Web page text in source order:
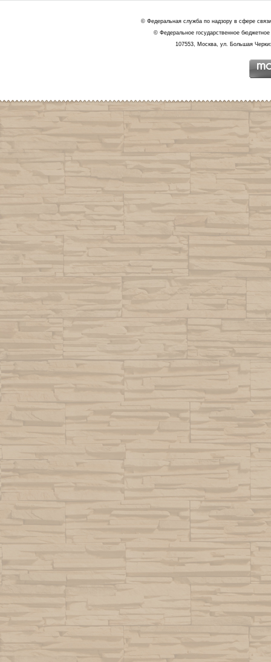
© Федеральная служба по надзору в сфере
© Федеральное государственное
107553, Москва, ул. Большая